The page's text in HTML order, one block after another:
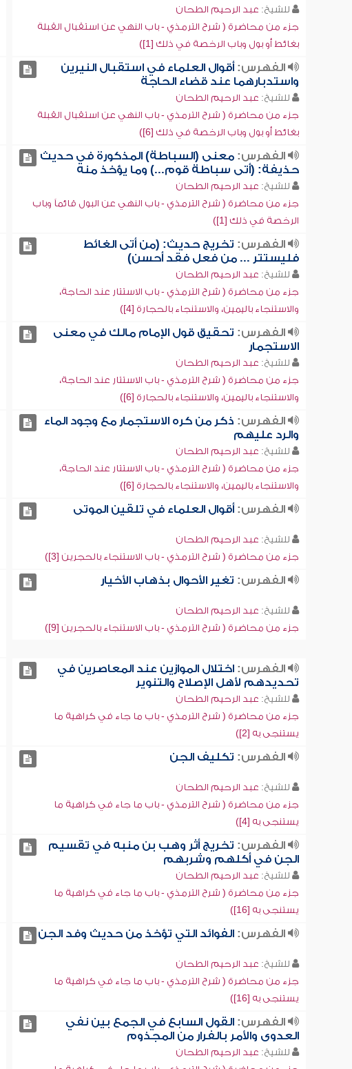
للشيخ: عبد الرحيم الطحان
جزء من محاضرة ( شرح الترمذي - باب النهي عن استقبال القبلة
بغائط أو بول وباب الرخصة في ذلك [1])
الفهرس:أقوال العلماء في استقبال النيرين
واستدبارهما عند قضاء الحاجة
للشيخ: عبد الرحيم الطحان
جزء من محاضرة ( شرح الترمذي - باب النهي عن استقبال القبلة
بغائط أو بول وباب الرخصة في ذلك [6])
الفهرس:معنى (السباطة) المذكورة في حديث
حذيفة: (أتى سباطة قوم...) وما يؤخذ منه
للشيخ: عبد الرحيم الطحان
جزء من محاضرة ( شرح الترمذي - باب النهي عن البول قائماً وباب
الرخصة في ذلك [1])
الفهرس: تخريج حديث: (من أتى الغائط
فليستتر ... من فعل فقد أحسن)
للشيخ: عبد الرحيم الطحان
جزء من محاضرة ( شرح الترمذي - باب الاستتار عند الحاجة،
والاستنجاء باليمين، والاستنجاء بالحجارة [4])
الفهرس: تحقيق قول الإمام مالك في معنى
الاستجمار
للشيخ: عبد الرحيم الطحان
جزء من محاضرة ( شرح الترمذي - باب الاستتار عند الحاجة،
والاستنجاء باليمين، والاستنجاء بالحجارة [6])
الفهرس: ذكر من كره الاستجمار مع وجود الماء
والرد عليهم
للشيخ: عبد الرحيم الطحان
جزء من محاضرة ( شرح الترمذي - باب الاستتار عند الحاجة،
والاستنجاء باليمين، والاستنجاء بالحجارة [6])
الفهرس:أقوال العلماء في تلقين الموتى
للشيخ: عبد الرحيم الطحان
جزء من محاضرة ( شرح الترمذي - باب الاستنجاء بالحجرين [3])
الفهرس: تغير الأحوال بذهاب الأخيار
للشيخ: عبد الرحيم الطحان
جزء من محاضرة ( شرح الترمذي - باب الاستنجاء بالحجرين [9])
الفهرس:اختلال الموازين عند المعاصرين في
تحديدهم لأهل الإصلاح والتنوير
للشيخ: عبد الرحيم الطحان
جزء من محاضرة ( شرح الترمذي - باب ما جاء في كراهية ما
يستنجى به [2])
الفهرس: تكليف الجن
للشيخ: عبد الرحيم الطحان
جزء من محاضرة ( شرح الترمذي - باب ما جاء في كراهية ما
يستنجى به [4])
الفهرس: تخريج أثر وهب بن منبه في تقسيم
الجن في أكلهم وشربهم
للشيخ: عبد الرحيم الطحان
جزء من محاضرة ( شرح الترمذي - باب ما جاء في كراهية ما
يستنجى به [16])
الفهرس:الفوائد التي تؤخذ من حديث وفد الجن
للشيخ: عبد الرحيم الطحان
جزء من محاضرة ( شرح الترمذي - باب ما جاء في كراهية ما
يستنجى به [16])
الفهرس:القول السابع في الجمع بين نفي
العدوى والأمر بالفرار من المجذوم
للشيخ: عبد الرحيم الطحان